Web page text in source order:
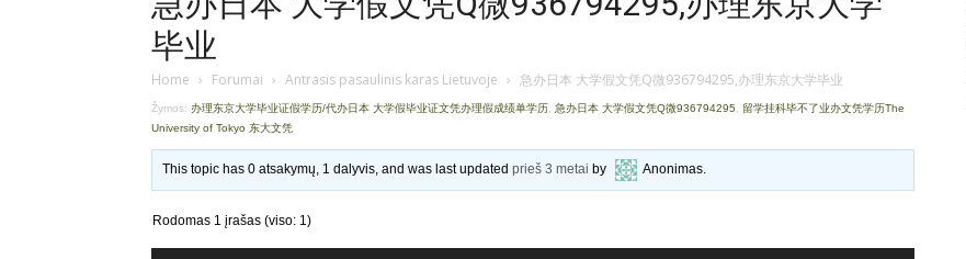
毕业
Home › Forumai › Antrasis pasaulinis karas Lietuvoje › 急办日本 大学假文凭Q微936794295,办理东京大学毕业
Žymos: 办理东京大学毕业证假学历/代办日本 大学假毕业证文凭办理假成绩单学历 急办日本 大学假文凭Q微936794295
留学挂科毕不了业办文凭学历The
University of Tokyo 东大文凭
This topic has 0 atsakymų, 1 dalyvis, and was last updatedprieš 3 metai by Anonimas.
Rodomas 1 įrašas (viso: 1)